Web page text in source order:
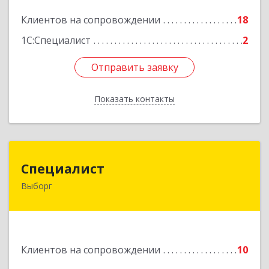
Клиентов на сопровождении
18
1С:Специалист
2
Отправить заявку
Показать контакты
Подробнее
Отправить заявку
Назад
Специалист
Выборг
Клиентов на сопровождении 10
188800, Ленинградская обл, Выборгский р-н,